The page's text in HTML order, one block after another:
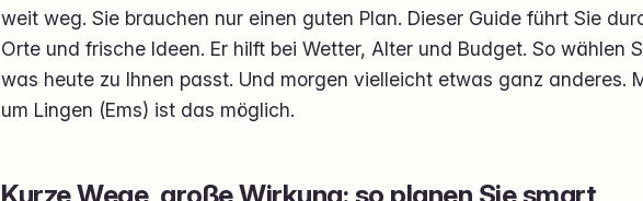
weit weg. Sie brauchen nur einen guten Plan. Dieser Guide führt Sie
Orte und frische Ideen. Er hilft bei Wetter, Alter und Budget. So wählen
was heute zu Ihnen passt. Und morgen vielleicht etwas ganz anderes.
um Lingen (Ems) ist das möglich.
Kurze Wege, große Wirkung: so planen Sie smart